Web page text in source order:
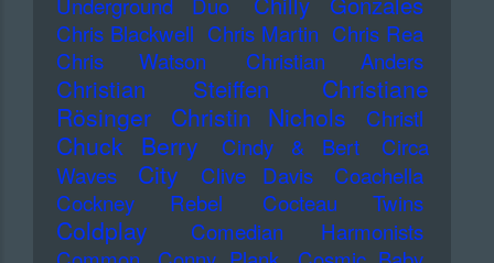
Underground Duo
Chris Blackwell Chris Martin Chris Rea
Chris Watson
Christian Anders
Christian Steiffen
Christiane
Rösinger
Christin Nichols Christl
Chuck Berry Cindy & Bert
Circa
Waves
City Clive Davis
Coachella
Cockney Rebel
Cocteau Twins
Coldplay
Comedian Harmonists